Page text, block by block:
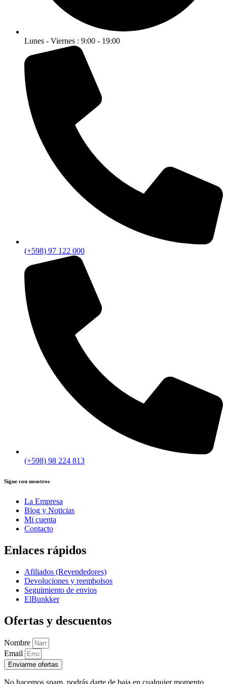
Lunes - Viernes : 9:00 - 19:00
(+598) 97 122 000
(+598) 98 224 813
Sigue con nosotros
La Empresa
Blog y Noticias
Mi cuenta
Contacto
Enlaces rápidos
Afiliados (Revendedores)
Devoluciones y reembolsos
Seguimiento de envios
ElBunkker
Ofertas y descuentos
Nombre
Email
Enviarme ofertas
No hacemos spam, podrás darte de baja en cualquier momento